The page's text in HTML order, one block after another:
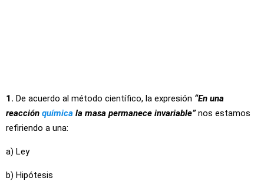
1. De acuerdo al método científico, la expresión “En una
reacción química la masa permanece invariable”nos estamos
refiriendo a una:
a) Ley
b) Hipótesis